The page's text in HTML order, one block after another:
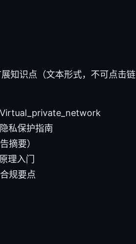
知识点（文本形式，不可点击链
私保护指南
摘要）
理入门
规要点